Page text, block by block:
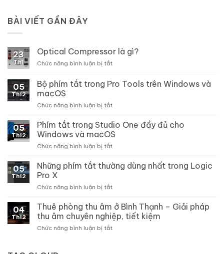
BÀI VIẾT GẦN ĐÂY
23
Th1
Optical Compressor là gì?
Chức năng bình luận bị tắtở
Compressor
là
05
Th12
Bộ phím tắt trong Pro Tools trên Windows và
macOS
Chức năng bình luận bị tắtở
phím
tắt
trong
Pro
trên
macOS
05
Th12
Phím tắt trong Studio One đầy đủ cho
Windows và macOS
Chức năng bình luận bị tắtở
tắt
trong
One
đủ
cho
Windows
và
05
Th12
Những phím tắt thường dùng nhất trong Logic
Pro X
Chức năng bình luận bị tắtở
phím
tắt
thường
dùng
04
Th12
Thuê phòng thu âm ở Bình Thạnh – Giải pháp
thu âm chuyên nghiệp, tiết kiệm
Chức năng bình luận bị tắtở